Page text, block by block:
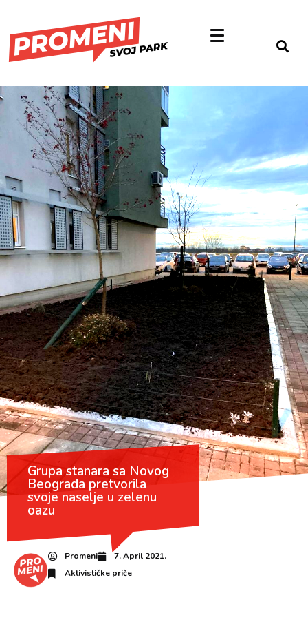
Grupa stanara sa Novog
Beograda pretvorila
svoje naselje u zelenu
oazu
Promeni
7. April 2021.
Aktivističke priče